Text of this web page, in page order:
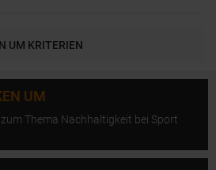
UM KRITERIEN
UM
Thema Nachhaltigkeit bei Sport